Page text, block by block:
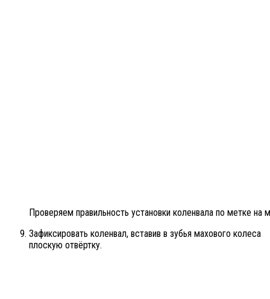
Проверяем правильность установки коленвала по метке на
Зафиксировать коленвал, вставив в зубья махового колеса
плоскую отвёртку.